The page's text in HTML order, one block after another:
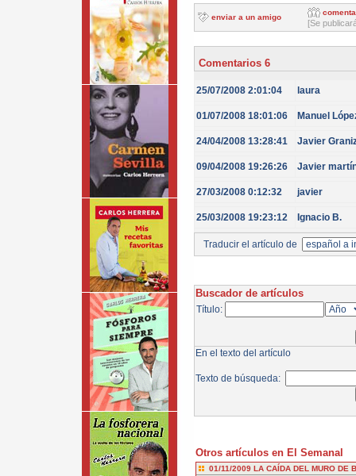
enviar a un amigo
[Se
Comentarios 6
25/07/2008 2:01:04 laura
01/07/2008 18:01:06 Manuel
24/04/2008 13:28:41 Javier
09/04/2008 19:26:26 Javier
27/03/2008 0:12:32 javier
25/03/2008 19:23:12 Ignacio B.
Traducir el artículo de
Buscador de artículos
Título:
En el texto del artículo
Texto de búsqueda:
Otros artículos en El Semanal
01/11/2009 LA CAÍDA DEL MURO DE